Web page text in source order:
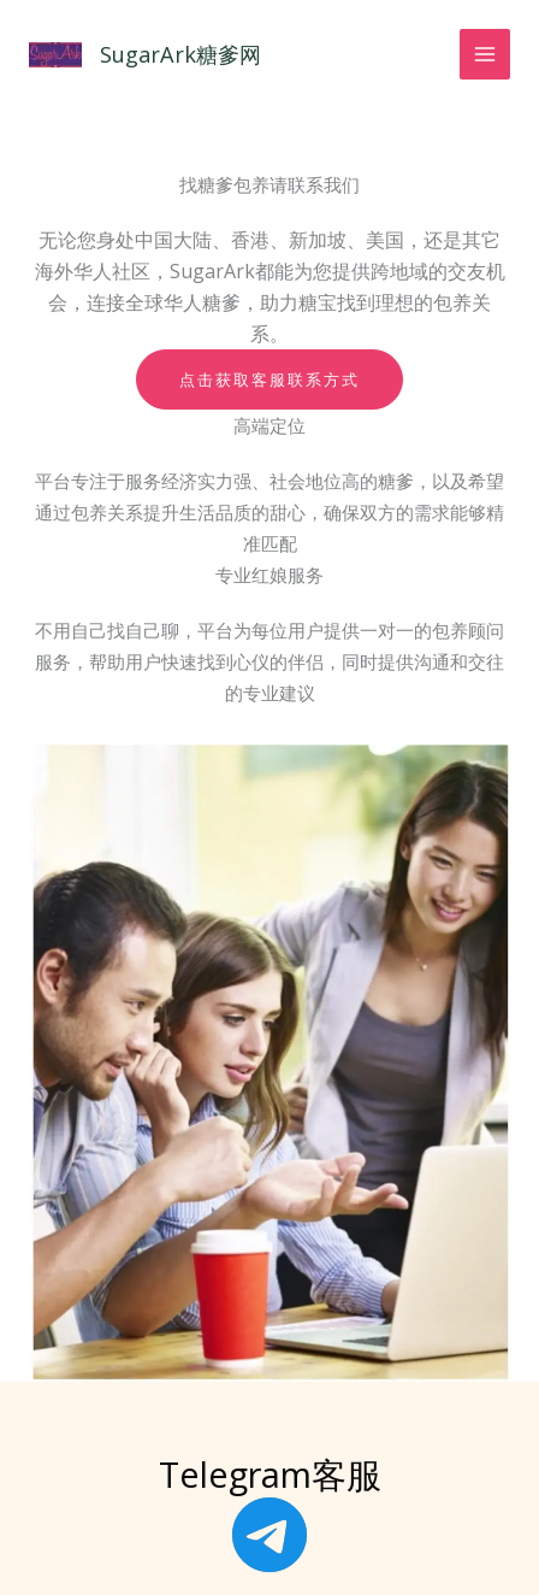
SugarArk糖爹网
找糖爹包养请联系我们
无论您身处中国大陆、香港、新加坡、美国，还是其它
海外华人社区，SugarArk都能为您提供跨地域的交友机
会，连接全球华人糖爹，助力糖宝找到理想的包养关
系。
点击获取客服联系方式
高端定位
平台专注于服务经济实力强、社会地位高的糖爹，以及希望
通过包养关系提升生活品质的甜心，确保双方的需求能够精
准匹配
专业红娘服务
不用自己找自己聊，平台为每位用户提供一对一的包养顾问
服务，帮助用户快速找到心仪的伴侣，同时提供沟通和交往
的专业建议
Telegram客服